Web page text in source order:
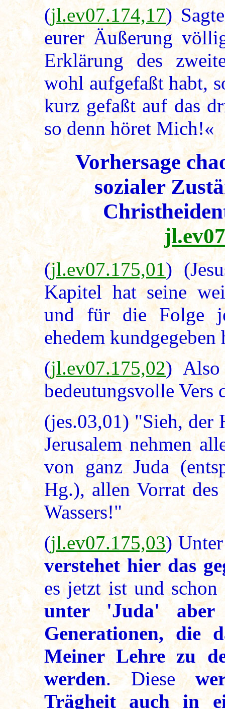
(jl.ev07.174,17)
eurer Äußerung
Erklärung des
wohl aufgefaßt habt,
kurz gefaßt auf das
so denn höret Mich!«
Vorhersage
sozialer
(jl.ev07.175,01)
Kapitel hat seine
und für die Folge
ehedem kundgegeben
(jl.ev07.175,02) Also
bedeutungsvolle Vers
(jes.03,01) "Sieh, der
Jerusalem nehmen
von ganz Juda
Hg.), allen Vorrat
Wassers!"
(jl.ev07.175,03)
verstehet hier das
es jetzt ist und
unter 'Juda' aber
Generationen, die
Meiner Lehre zu
werden. Diese
Trägheit auch in